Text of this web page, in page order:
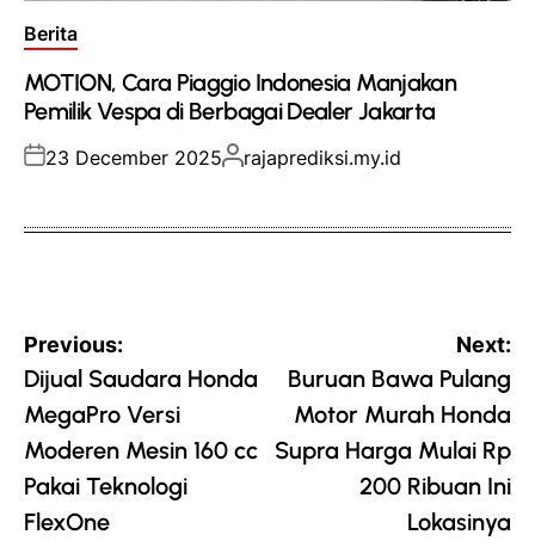
Posted
Berita
MOTION, Cara Piaggio Indonesia Manjakan
Pemilik Vespa di Berbagai Dealer Jakarta
Posted
23 December 2025Posted
rajaprediksi.my.id
Post
navigation
Previous:
Dijual Saudara Honda
MegaPro Versi
Moderen Mesin 160 cc
Pakai Teknologi
FlexOne
Next:
Buruan Bawa Pulang
Motor Murah Honda
Supra Harga Mulai Rp
200 Ribuan Ini
Lokasinya